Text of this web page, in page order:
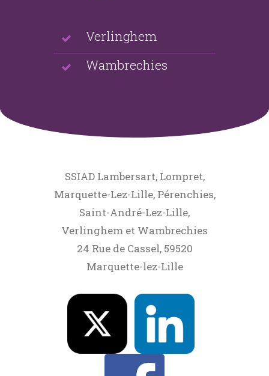
Verlinghem
Wambrechies
SSIAD Lambersart, Lompret,
Marquette-Lez-Lille, Pérenchies,
Saint-André-Lez-Lille,
Verlinghem et Wambrechies
24 Rue de Cassel, 59520
Marquette-lez-Lille